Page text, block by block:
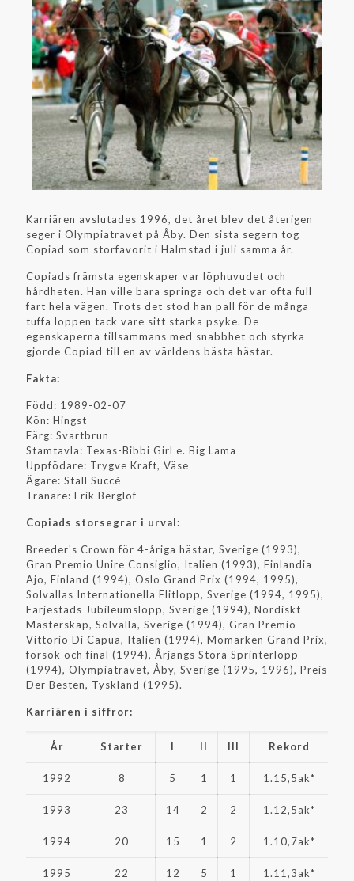
Karriären avslutades 1996, det året blev det återigen
seger i Olympiatravet på Åby. Den sista segern tog
Copiad som storfavorit i Halmstad i juli samma år.
Copiads främsta egenskaper var löphuvudet och
hårdheten. Han ville bara springa och det var ofta full
fart hela vägen. Trots det stod han pall för de många
tuffa loppen tack vare sitt starka psyke. De
egenskaperna tillsammans med snabbhet och styrka
gjorde Copiad till en av världens bästa hästar.
Fakta:
Född: 1989-02-07
Kön: Hingst
Färg: Svartbrun
Stamtavla: Texas-Bibbi Girl e. Big Lama
Uppfödare: Trygve Kraft, Väse
Ägare: Stall Succé
Tränare: Erik Berglöf
Copiads storsegrar i urval:
Breeder's Crown för 4-åriga hästar, Sverige (1993),
Gran Premio Unire Consiglio, Italien (1993), Finlandia
Ajo, Finland (1994), Oslo Grand Prix (1994, 1995),
Solvallas Internationella Elitlopp, Sverige (1994, 1995),
Färjestads Jubileumslopp, Sverige (1994), Nordiskt
Mästerskap, Solvalla, Sverige (1994), Gran Premio
Vittorio Di Capua, Italien (1994), Momarken Grand Prix,
försök och final (1994), Årjängs Stora Sprinterlopp
(1994), Olympiatravet, Åby, Sverige (1995, 1996), Preis
Der Besten, Tyskland (1995).
Karriären i siffror:
År Starter I II III Rekord
1992 8 5 1 1 1.15,5ak*
1993 23 14 2 2 1.12,5ak*
1994 20 15 1 2 1.10,7ak*
1995 22 12 5 1 1.11,3ak*